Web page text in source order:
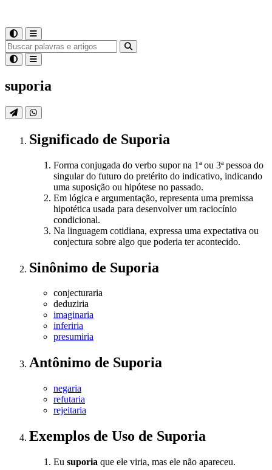
suporia
Significado de Suporia
Forma conjugada do verbo supor na 1ª ou 3ª pessoa do
singular do futuro do pretérito do indicativo, indicando
uma suposição ou hipótese no passado.
Em lógica e argumentação, representa uma premissa
hipotética usada para desenvolver um raciocínio
condicional.
Na linguagem cotidiana, expressa uma expectativa ou
conjectura sobre algo que poderia ter acontecido.
Sinônimo de Suporia
conjecturaria
deduziria
imaginaria
inferiria
presumiria
Antônimo de Suporia
negaria
refutaria
rejeitaria
Exemplos de Uso de Suporia
Eu suporia que ele viria, mas ele não apareceu.